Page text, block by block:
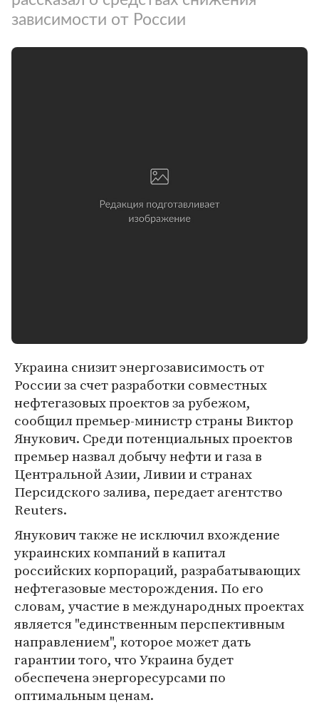
зависимости от России
Украина снизит энергозависимость от
России за счет разработки совместных
нефтегазовых проектов за рубежом,
сообщил премьер-министр страны Виктор
Янукович. Среди потенциальных проектов
премьер назвал добычу нефти и газа в
Центральной Азии, Ливии и странах
Персидского залива, передает агентство
Reuters.
Янукович также не исключил вхождение
украинских компаний в капитал
российских корпораций, разрабатывающих
нефтегазовые месторождения. По его
словам, участие в международных проектах
является "единственным перспективным
направлением", которое может дать
гарантии того, что Украина будет
обеспечена энергоресурсами по
оптимальным ценам.